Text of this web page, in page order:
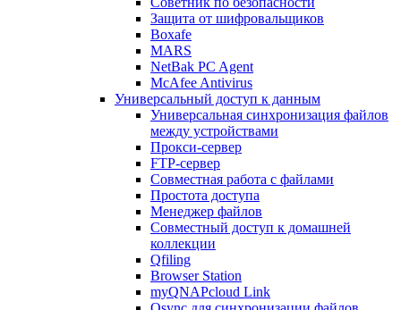
Защита от шифровальщиков
Boxafe
MARS
NetBak PC Agent
McAfee Antivirus
Универсальный доступ к данным
Универсальная синхронизация файлов
между устройствами
Прокси-сервер
FTP-сервер
Совместная работа с файлами
Простота доступа
Менеджер файлов
Совместный доступ к домашней
коллекции
Qfiling
Browser Station
myQNAPcloud Link